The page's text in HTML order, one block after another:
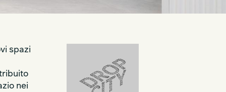
spazi
nei